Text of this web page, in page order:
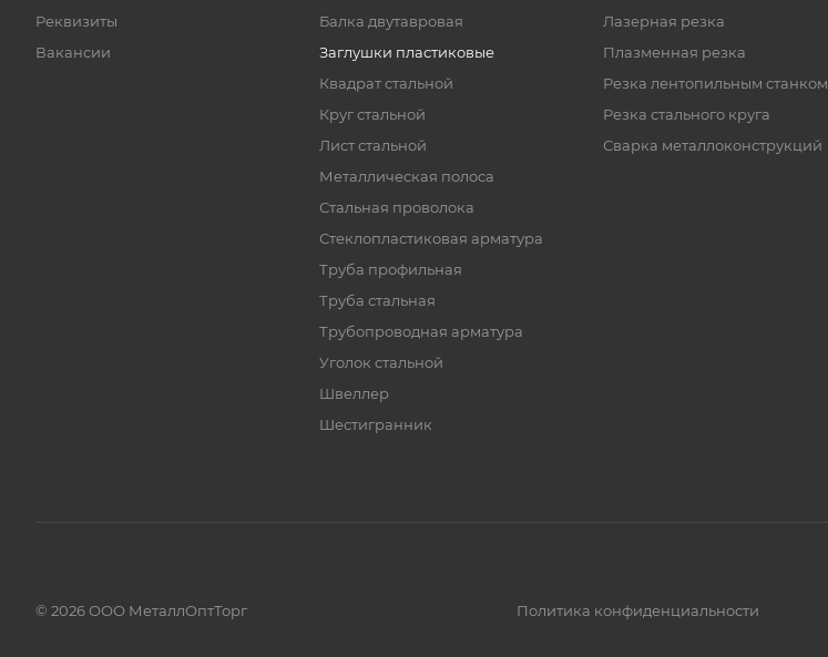
Реквизиты
Вакансии
Балка двутавровая
Заглушки пластиковые
Квадрат стальной
Круг стальной
Лист стальной
Металлическая полоса
Стальная проволока
Стеклопластиковая арматура
Труба профильная
Труба стальная
Трубопроводная арматура
Уголок стальной
Швеллер
Шестигранник
Лазерная резка
Плазменная резка
Резка лентопильным станком
Резка стального круга
Сварка металлоконструкций
© 2026 ООО МеталлОптТорг Политика конфиденциальности